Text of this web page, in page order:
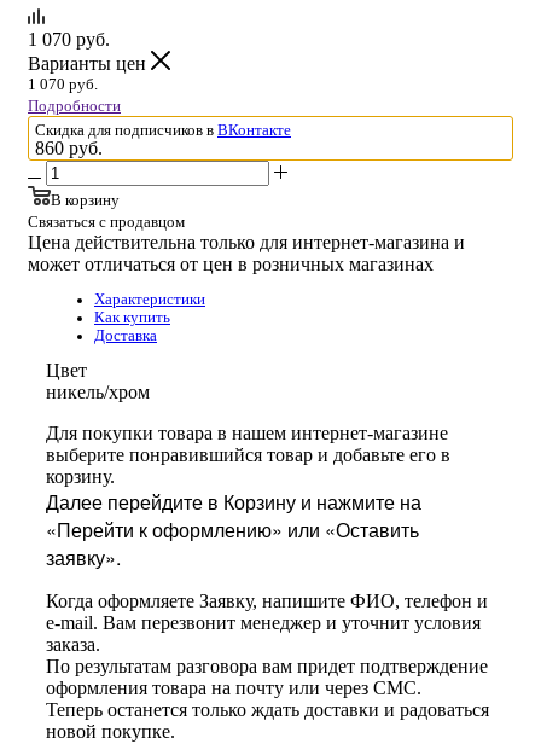
1 070 руб.
Варианты цен
1 070 руб.
Подробности
Скидка для подписчиков в ВКонтакте
860 руб.
В корзину
Связаться с продавцом
Цена действительна только для интернет-магазина и
может отличаться от цен в розничных магазинах
Характеристики
Как купить
Доставка
Цвет
никель/хром
Для покупки товара в нашем интернет-магазине
выберите понравившийся товар и добавьте его в
корзину.
Далее перейдите в Корзину и нажмите на
«Перейти к оформлению» или «Оставить
заявку».
Когда оформляете Заявку, напишите ФИО, телефон и
e-mail. Вам перезвонит менеджер и уточнит условия
заказа.
По результатам разговора вам придет подтверждение
оформления товара на почту или через СМС.
Теперь останется только ждать доставки и радоваться
новой покупке.